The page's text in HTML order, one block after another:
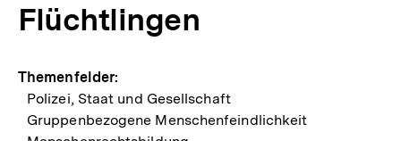
Flüchtlingen
Themenfelder:
Polizei, Staat und Gesellschaft
Gruppenbezogene Menschenfeindlichkeit